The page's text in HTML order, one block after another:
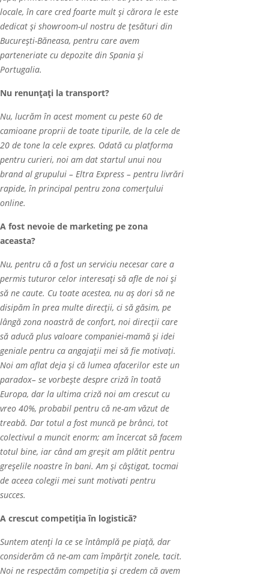
locale, în care cred foarte mult și cărora le este
dedicat și showroom-ul nostru de țesături din
București-Băneasa, pentru care avem
parteneriate cu depozite din Spania și
Portugalia.
Nu renunțați la transport?
Nu, lucrăm în acest moment cu peste 60 de
camioane proprii de toate tipurile, de la cele de
20 de tone la cele expres. Odată cu platforma
pentru curieri, noi am dat startul unui nou
brand al grupului – Eltra Express – pentru livrări
rapide, în principal pentru zona comerțului
online.
A fost nevoie de marketing pe zona
aceasta?
Nu, pentru că a fost un serviciu necesar care a
permis tuturor celor interesaţi să afle de noi și
să ne caute. Cu toate acestea, nu aș dori să ne
disipăm în prea multe direcții, ci să găsim, pe
lângă zona noastră de confort, noi direcții care
să aducă plus valoare companiei-mamă și idei
geniale pentru ca angajații mei să fie motivați.
Noi am aflat deja şi că lumea afacerilor este un
paradox– se vorbește despre criză în toată
Europa, dar la ultima criză noi am crescut cu
vreo 40%, probabil pentru că ne-am văzut de
treabă. Dar totul a fost muncă pe brânci, tot
colectivul a muncit enorm; am încercat să facem
totul bine, iar când am greșit am plătit pentru
greșelile noastre în bani. Am și câștigat, tocmai
de aceea colegii mei sunt motivati pentru
succes.
A crescut competiția în logistică?
Suntem atenți la ce se întâmplă pe piață, dar
considerăm că ne-am cam împărțit zonele, tacit.
Noi ne respectăm competiția și credem că avem